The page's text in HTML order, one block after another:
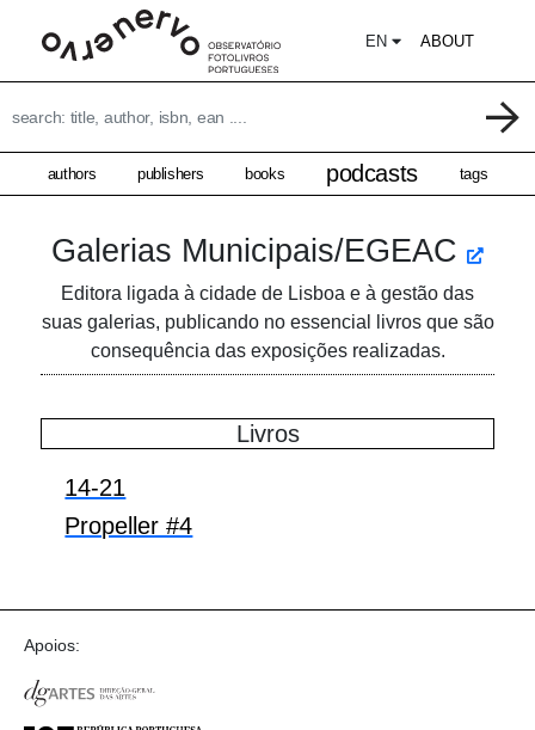
EN ABOUT
authors publishers books podcasts tags
Galerias Municipais/EGEAC
Editora ligada à cidade de Lisboa e à gestão das
suas galerias, publicando no essencial livros que são
consequência das exposições realizadas.
Livros
14-21
Propeller #4
Apoios: